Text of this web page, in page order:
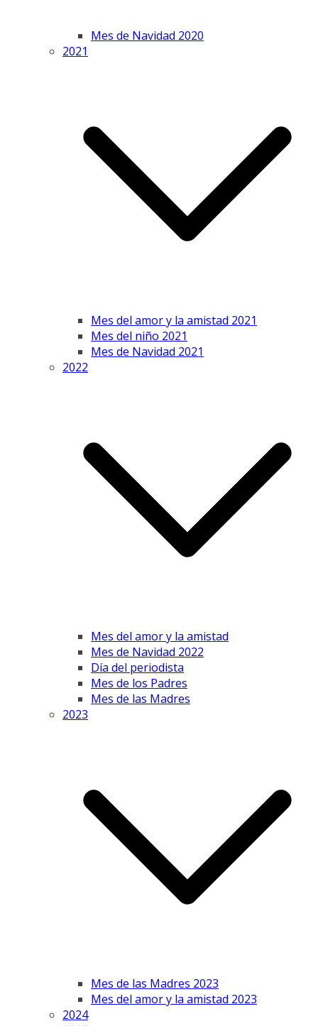
Mes de Navidad 2020
2021
Mes del amor y la amistad 2021
Mes del niño 2021
Mes de Navidad 2021
2022
Mes del amor y la amistad
Mes de Navidad 2022
Día del periodista
Mes de los Padres
Mes de las Madres
2023
Mes de las Madres 2023
Mes del amor y la amistad 2023
2024